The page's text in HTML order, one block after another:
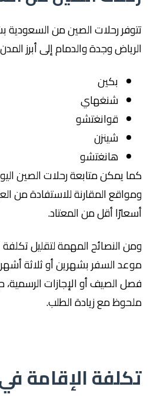
رحلات الصين من السعودية
وجدة والدمام إلى أبرز المدن
بكين
شنغهاي
قوانغتشو
شينزن
هانغتشو
يمكن متابعة رحلات الصين اليوم
المقارنة للاستفادة من العروض
أقل من المعتاد.
النصائح المهمة لتقليل تكلفة
السفر بشهرين أو ثلاثة أشهر،
الصيف أو الإجازات الرسمية، حيث
مع زيادة الطلب.
الإقامة في